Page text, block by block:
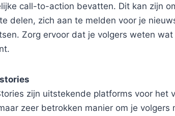
call-to-action bevatten. Dit kan zijn
delen, zich aan te melden voor je
Zorg ervoor dat je volgers weten
zijn uitstekende platforms voor het
zeer betrokken manier om je volgers